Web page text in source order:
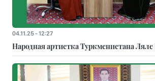
04.11.25 - 12:27
Народная артистка Туркменистана Ляле